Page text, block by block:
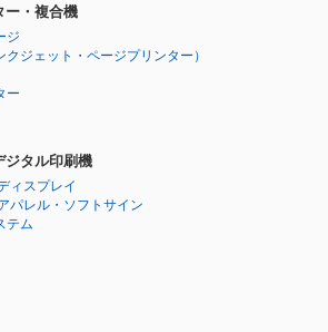
ー・複合機
ジ
クジェット・ページプリンター）
ー
ジタル印刷機
ィスプレイ
パレル・ソフトサイン
テム